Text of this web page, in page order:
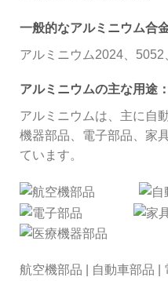
一般的なアルミニウム合
アルミニウム2024、
アルミニウムの主な用途：
アルミニウムは、主に自
機器部品、電子部品、家
ています。
航空機部品 | 自動車部品 |